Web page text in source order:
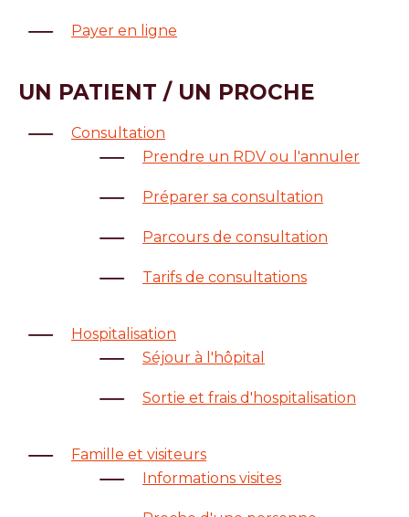
Payer en ligne
UN PATIENT / UN PROCHE
Consultation
Prendre un RDV ou l'annuler
Préparer sa consultation
Parcours de consultation
Tarifs de consultations
Hospitalisation
Séjour à l'hôpital
Sortie et frais d'hospitalisation
Famille et visiteurs
Informations visites